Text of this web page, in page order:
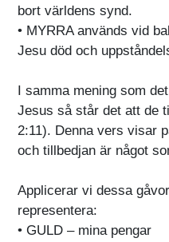
bort världens synd.
• MYRRA används vid
Jesu död och
I samma mening som
Jesus så står det att de
2:11). Denna vers visar
och tillbedjan är något
Applicerar vi dessa
representera:
• GULD – mina pengar